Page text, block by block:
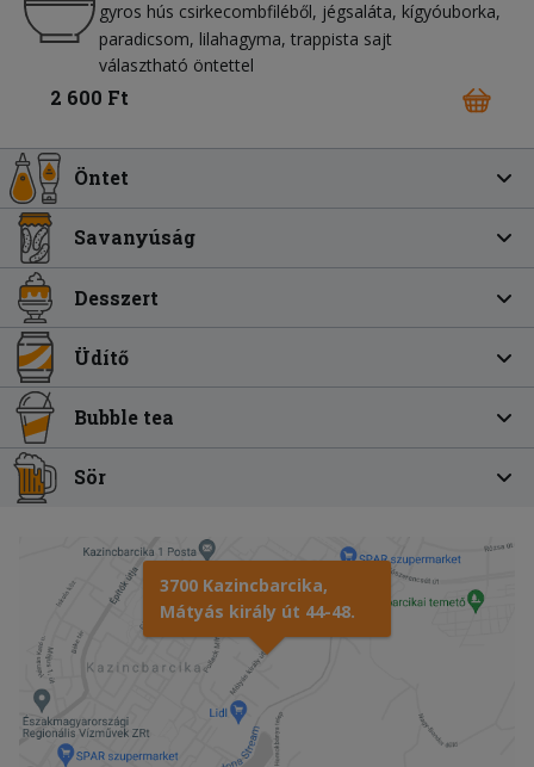
gyros hús csirkecombfiléből jégsaláta kígyóuborka
paradicsom lilahagyma trappista sajt
választható öntettel
2 600 Ft
Öntet
Savanyúság
Desszert
Üdítő
Bubble tea
Sör
3700 Kazincbarcika,
Mátyás király út 44-48.